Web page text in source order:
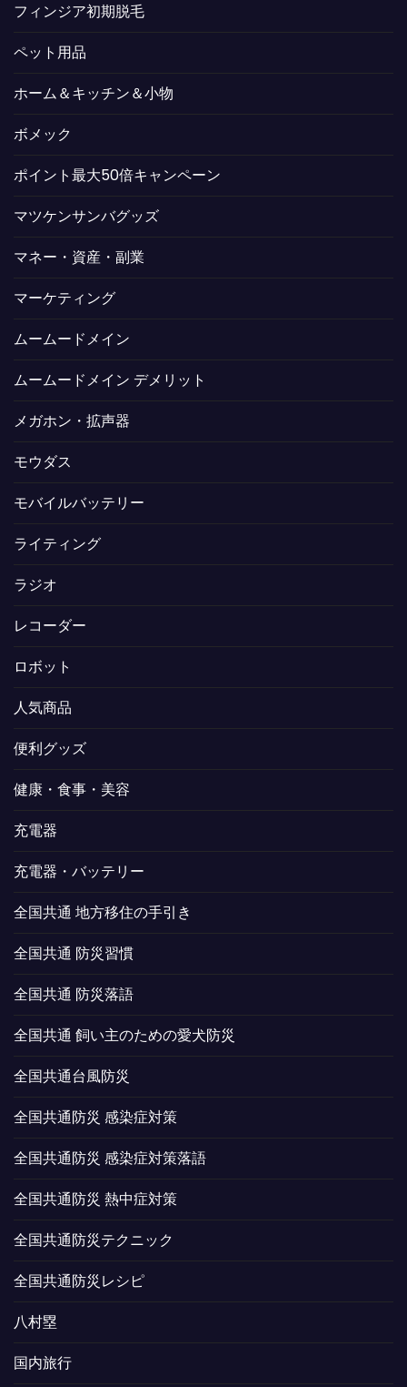
フィンジア初期脱毛
ペット用品
ホーム＆キッチン＆小物
ボメック
ポイント最大50倍キャンペーン
マツケンサンバグッズ
マネー・資産・副業
マーケティング
ムームードメイン
ムームードメイン デメリット
メガホン・拡声器
モウダス
モバイルバッテリー
ライティング
ラジオ
レコーダー
ロボット
人気商品
便利グッズ
健康・食事・美容
充電器
充電器・バッテリー
全国共通 地方移住の手引き
全国共通 防災習慣
全国共通 防災落語
全国共通 飼い主のための愛犬防災
全国共通台風防災
全国共通防災 感染症対策
全国共通防災 感染症対策落語
全国共通防災 熱中症対策
全国共通防災テクニック
全国共通防災レシピ
八村塁
国内旅行